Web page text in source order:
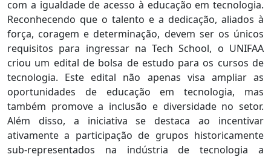
com a igualdade de acesso à educação em tecnologia.
Reconhecendo que o talento e a dedicação, aliados à
força, coragem e determinação, devem ser os únicos
requisitos para ingressar na Tech School, o UNIFAA
criou um edital de bolsa de estudo para os cursos de
tecnologia. Este edital não apenas visa ampliar as
oportunidades de educação em tecnologia, mas
também promove a inclusão e diversidade no setor.
Além disso, a iniciativa se destaca ao incentivar
ativamente a participação de grupos historicamente
sub-representados na indústria de tecnologia a